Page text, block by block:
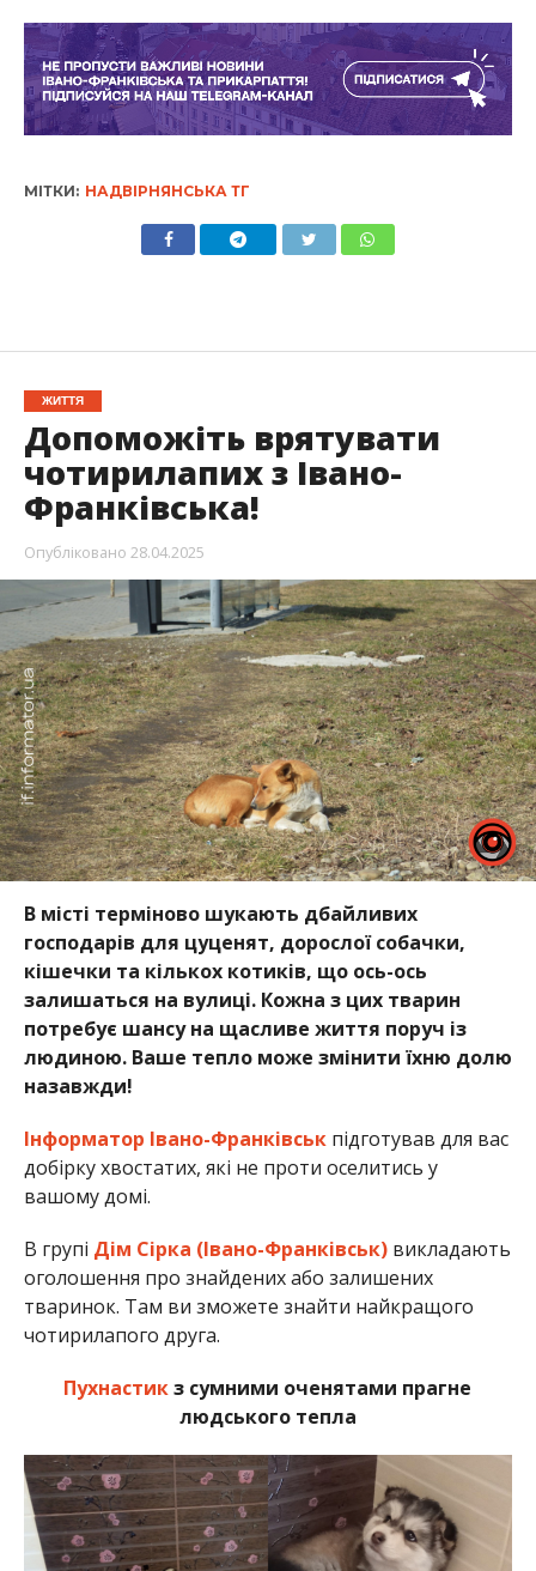
МІТКИ: НАДВІРНЯНСЬКА ТГ
ЖИТТЯ
Допоможіть врятувати
чотирилапих з Івано-
Франківська!
Опубліковано 28.04.2025
В місті терміново шукають дбайливих
господарів для цуценят, дорослої собачки,
кішечки та кількох котиків, що ось-ось
залишаться на вулиці. Кожна з цих тварин
потребує шансу на щасливе життя поруч із
людиною. Ваше тепло може змінити їхню долю
назавжди!
Інформатор Івано-Франківськ підготував для вас
добірку хвостатих, які не проти оселитись у
вашому домі.
В групі Дім Сірка (Івано-Франківськ) викладають
оголошення про знайдених або залишених
тваринок. Там ви зможете знайти найкращого
чотирилапого друга.
Пухнастикз сумними оченятами прагне
людського тепла